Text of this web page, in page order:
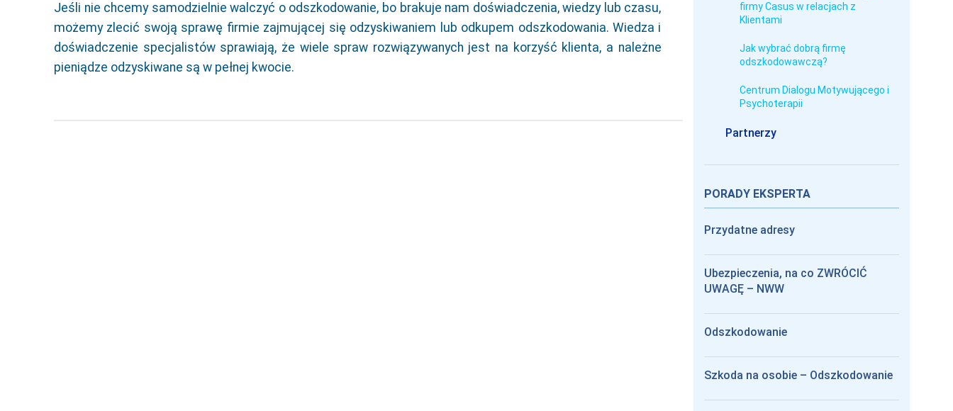
Jeśli nie chcemy samodzielnie walczyć o odszkodowanie, bo brakuje nam doświadczenia, wiedzy lub czasu,
możemy zlecić swoją sprawę firmie zajmującej się odzyskiwaniem lub odkupem odszkodowania. Wiedza i
doświadczenie specjalistów sprawiają, że wiele spraw rozwiązywanych jest na korzyść klienta, a należne
pieniądze odzyskiwane są w pełnej kwocie.
firmy Casus w relacjach z
Klientami
Jak wybrać dobrą firmę
odszkodowawczą?
Centrum Dialogu Motywującego i
Psychoterapii
Partnerzy
PORADY EKSPERTA
Przydatne adresy
Ubezpieczenia, na co ZWRÓCIĆ
UWAGĘ – NWW
Odszkodowanie
Szkoda na osobie – Odszkodowanie